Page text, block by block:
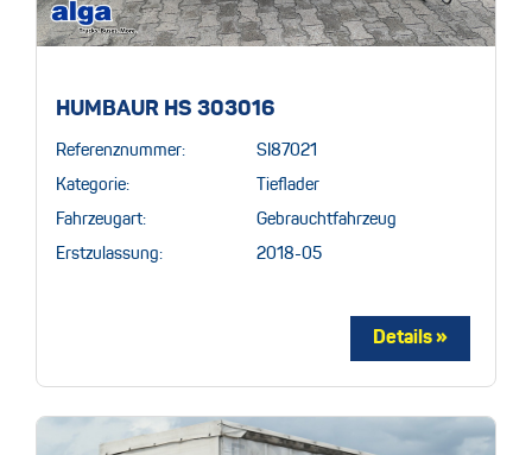
HUMBAUR HS 303016
Referenznummer: SI87021
Kategorie: Tieflader
Fahrzeugart: Gebrauchtfahrzeug
Erstzulassung: 2018-05